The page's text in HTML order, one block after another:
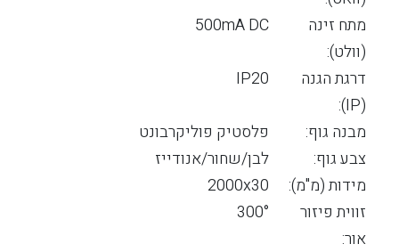
מתח זינה
(וולט):
500mA DC
דרגת הגנה
(IP):
IP20
מבנה גוף:
פלסטיק פוליקרבונט
צבע גוף:
לבן/שחור/אנודייז
מידות (מ"מ):
2000x30
זווית פיזור
אור:
300°